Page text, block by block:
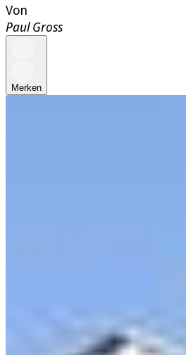
Von
Paul Gross
Merken